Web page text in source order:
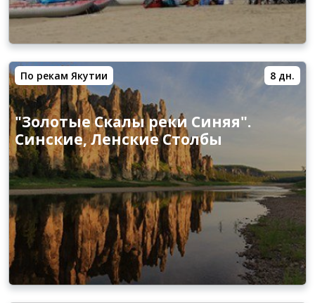
По рекам Якутии 8 дн.
"Золотые Скалы реки Синяя".
Синские, Ленские Столбы